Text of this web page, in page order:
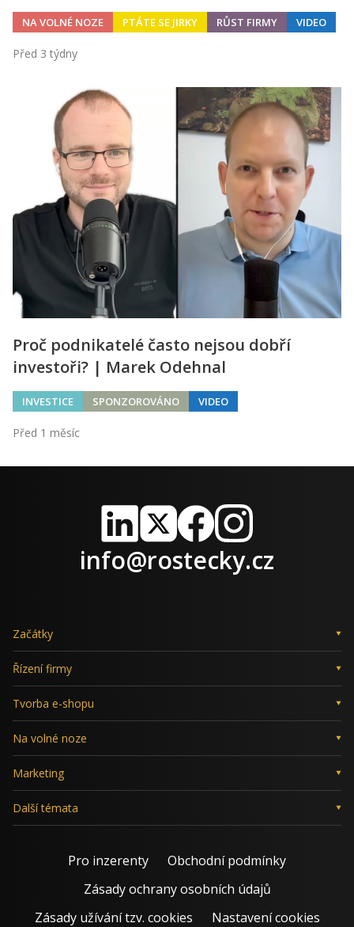
NA VOLNÉ NOZE PTÁTE SE JIRKY RŮST FIRMY VIDEO
Před 3 týdny
Proč podnikatelé často nejsou dobří
investoři? | Marek Odehnal
INVESTICE SPONZOROVÁNO VIDEO
Před 1 měsíc
LinkedIn
X FacebookInstagram
info@rostecky.cz
Začátky
Řízení firmy
Tvorba e-shopu
Na volné noze
Marketing
Další témata
Pro inzerenty
Obchodní podmínky
Zásady ochrany osobních údajů
Zásady užívání tzv. cookies
Nastavení cookies